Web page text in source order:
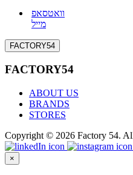
וואטסאפ
מייל
FACTORY54
FACTORY54
ABOUT US
BRANDS
STORES
Copyright © 2026 Factory 54.
×